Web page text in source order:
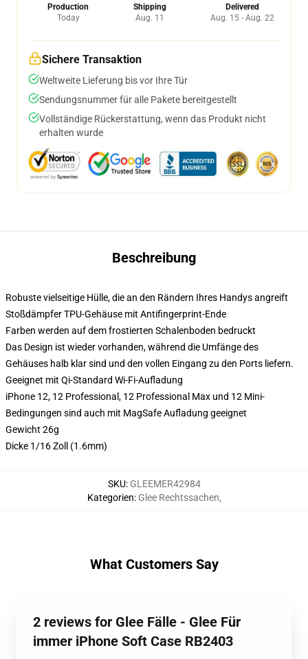
Production
Today
Shipping
Aug. 11
Delivered
Aug. 15 - Aug. 22
Sichere Transaktion
Weltweite Lieferung bis vor Ihre Tür
Sendungsnummer für alle Pakete bereitgestellt
Vollständige Rückerstattung, wenn das Produkt nicht
erhalten wurde
Beschreibung
Robuste vielseitige Hülle, die an den Rändern Ihres Handys angreift
Stoßdämpfer TPU-Gehäuse mit Antifingerprint-Ende
Farben werden auf dem frostierten Schalenboden bedruckt
Das Design ist wieder vorhanden, während die Umfänge des
Gehäuses halb klar sind und den vollen Eingang zu den Ports liefern.
Geeignet mit Qi-Standard Wi-Fi-Aufladung
iPhone 12, 12 Professional, 12 Professional Max und 12 Mini-
Bedingungen sind auch mit MagSafe Aufladung geeignet
Gewicht 26g
Dicke 1/16 Zoll (1.6mm)
SKU: GLEEMER42984
Kategorien: Glee Rechtssachen,
What Customers Say
2 reviews for Glee Fälle - Glee Für
immer iPhone Soft Case RB2403